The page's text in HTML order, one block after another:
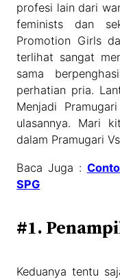
profesi lain dari
feminists dan
Promotion Girls
terlihat sangat
sama
perhatian pria.
Menjadi
ulasannya. Mari
dalam Pramugari
Baca Juga :
SPG
#1.
Keduanya tentu